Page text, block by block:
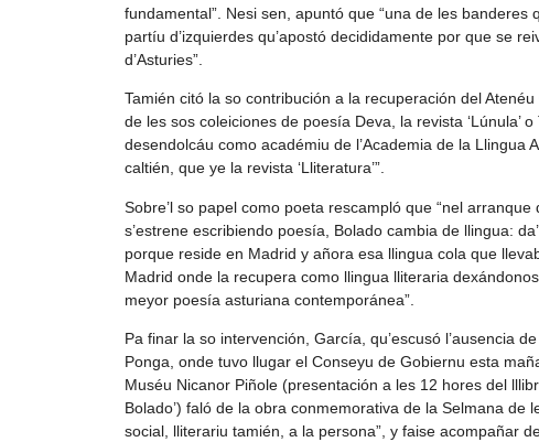
fundamental”. Nesi sen, apuntó que “una de les banderes
partíu d’izquierdes qu’apostó decididamente por que se
d’Asturies”.
Tamién citó la so contribución a la recuperación del
de les sos coleiciones de poesía Deva, la revista ‘Lúnula’
desendolcáu como académiu de l’Academia de la Llingua
caltién, que ye la revista ‘Lliteratura’”.
Sobre’l so papel como poeta rescampló que “nel
s’estrene escribiendo poesía, Bolado cambia de llingua:
porque reside en Madrid y añora esa llingua cola que
Madrid onde la recupera como llingua lliteraria
meyor poesía asturiana contemporánea”.
Pa finar la so intervención, García, qu’escusó l’ausencia
Ponga, onde tuvo llugar el Conseyu de Gobiernu esta
Muséu Nicanor Piñole (presentación a les 12 hores del
Bolado’) faló de la obra conmemorativa de la Selmana
social, lliterariu tamién, a la persona”, y faise acompañar